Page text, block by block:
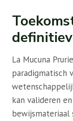
La Mucuna
paradigmatisch
kan valideren
bewijsmateriaal